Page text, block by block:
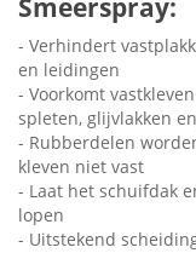
Smeerspray:
- Verhindert
en leidingen
- Voorkomt
spleten, glijvlakken
- Rubberdelen
kleven niet vast
- Laat het schuifdak
lopen
- Uitstekend